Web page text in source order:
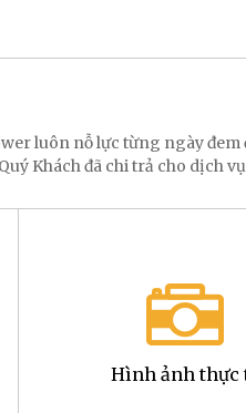
luôn nỗ lực từng ngày đem
Khách đã chi trả cho dịch
Hình ảnh thực